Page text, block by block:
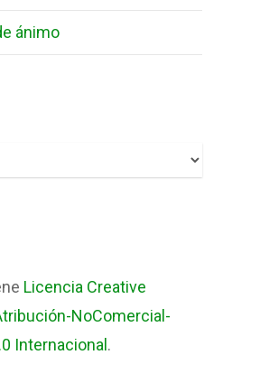
ánimo
Licencia Creative
NoComercial-
Internacional .